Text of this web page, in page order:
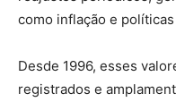
como inflação e
Desde 1996, esses
registrados e